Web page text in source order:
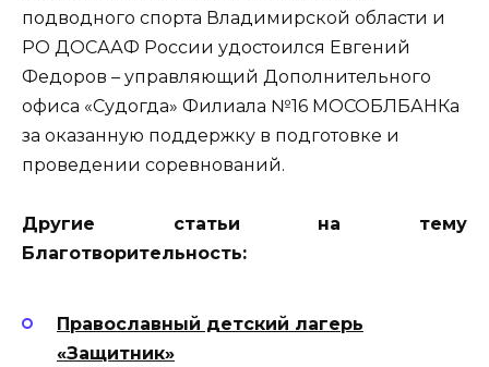
подводного спорта Владимирской области и
РО ДОСААФ России удостоился Евгений
Федоров – управляющий Дополнительного
офиса «Судогда» Филиала №16 МОСОБЛБАНКа
за оказанную поддержку в подготовке и
проведении соревнований.
Другие статьи на тему
Благотворительность:
Православный детский лагерь
«Защитник»